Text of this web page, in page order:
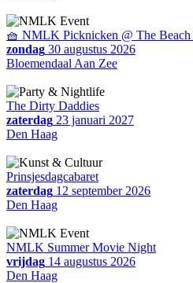
🧺 NMLK Picknicken @ The Beach
zondag 30 augustus 2026
Bloemendaal Aan Zee
The Dirty Daddies
zaterdag 23 januari 2027
Den Haag
Prinsjesdagcabaret
zaterdag 12 september 2026
Den Haag
NMLK Summer Movie Night
vrijdag 14 augustus 2026
Den Haag